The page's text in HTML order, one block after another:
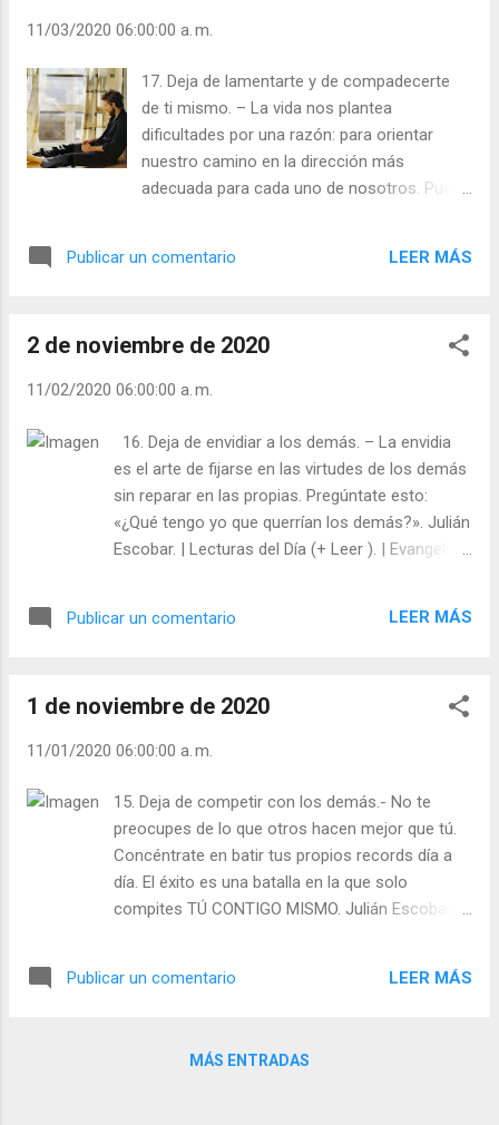
mejor la próxima vez. Julián Escobar. |
Meditación (+ Leer ) | | Santo del día (+ Leer
) | Laudes (+ Leer ) | Vísperas (+ Leer ) |
11/03/2020 06:00:00 a. m.
17. Deja de lamentarte y de compadecerte
de ti mismo. – La vida nos plantea
dificultades por una razón: para orientar
nuestro camino en la dirección más
adecuada para cada uno de nosotros. Puede
puede que sea duro pero, reflexiona sobre
condujeron a un lugar, una persona, estado
¡sonríe! Deja que todo el mundo sepa que
lo serás. Julián Escobar. | Lecturas del Día (+
Leer ). | Evangelio y Meditación (+ Leer ) | |
Santo del día (+ Leer ) | Laudes (+ Leer ) |
Vísperas (+ Leer ) |
Publicar un comentario LEER MÁS
2 de noviembre de 2020
11/02/2020 06:00:00 a. m.
16. Deja de envidiar a los demás. – La envidia
es el arte de fijarse en las virtudes de los demás
sin reparar en las propias. Pregúntate esto:
«¿Qué tengo yo que querrían los demás?». Julián
Escobar. | Lecturas del Día (+ Leer ). | Evangelio y
Publicar un comentario LEER MÁS
1 de noviembre de 2020
11/01/2020 06:00:00 a. m.
15. Deja de competir con los demás.- No te
preocupes de lo que otros hacen mejor que tú.
Concéntrate en batir tus propios records día a
día. El éxito es una batalla en la que solo
compites TÚ CONTIGO MISMO. Julián Escobar. |
Laudes (+ Leer ) | Vísperas (+ Leer ) |
Publicar un comentario LEER MÁS
MÁS ENTRADAS